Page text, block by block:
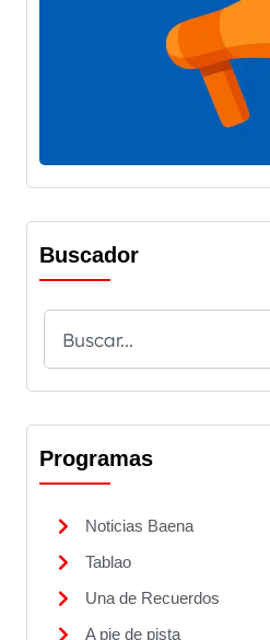
Buscador
Programas
Noticias Baena
Tablao
Una de Recuerdos
A pie de pista